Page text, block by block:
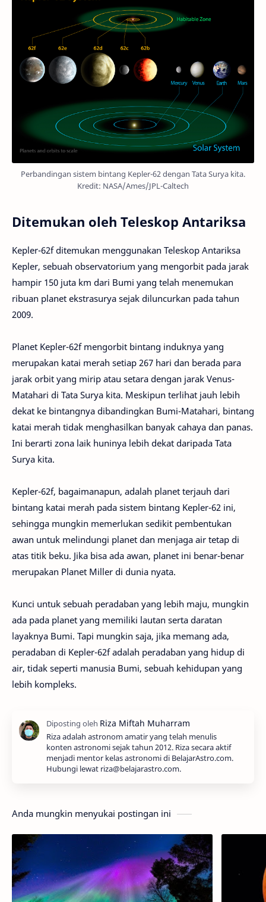
Perbandingan sistem bintang Kepler-62 dengan Tata Surya kita.
Kredit: NASA/Ames/JPL-Caltech
Ditemukan oleh Teleskop Antariksa
Kepler-62f ditemukan menggunakan Teleskop Antariksa
Kepler, sebuah observatorium yang mengorbit pada jarak
hampir 150 juta km dari Bumi yang telah menemukan
ribuan planet ekstrasurya sejak diluncurkan pada tahun
2009.
Planet Kepler-62f mengorbit bintang induknya yang
merupakan katai merah setiap 267 hari dan berada para
jarak orbit yang mirip atau setara dengan jarak Venus-
Matahari di Tata Surya kita. Meskipun terlihat jauh lebih
dekat ke bintangnya dibandingkan Bumi-Matahari, bintang
katai merah tidak menghasilkan banyak cahaya dan panas.
Ini berarti zona laik huninya lebih dekat daripada Tata
Surya kita.
Kepler-62f, bagaimanapun, adalah planet terjauh dari
bintang katai merah pada sistem bintang Kepler-62 ini,
sehingga mungkin memerlukan sedikit pembentukan
awan untuk melindungi planet dan menjaga air tetap di
atas titik beku. Jika bisa ada awan, planet ini benar-benar
merupakan Planet Miller di dunia nyata.
Kunci untuk sebuah peradaban yang lebih maju, mungkin
ada pada planet yang memiliki lautan serta daratan
layaknya Bumi. Tapi mungkin saja, jika memang ada,
peradaban di Kepler-62f adalah peradaban yang hidup di
air, tidak seperti manusia Bumi, sebuah kehidupan yang
lebih kompleks.
Riza adalah astronom amatir yang telah menulis
konten astronomi sejak tahun 2012. Riza secara aktif
menjadi mentor kelas astronomi di BelajarAstro.com.
Hubungi lewat riza@belajarastro.com.
Anda mungkin menyukai postingan ini